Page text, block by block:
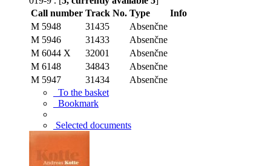
Call number Track No. Type
Info
M 5948
31435
Absenčne
M 5946
31433
Absenčne
M 6044 X
32001
Absenčne
M 6148
34843
Absenčne
M 5947
31434
Absenčne
To the basket
Bookmark
Selected documents